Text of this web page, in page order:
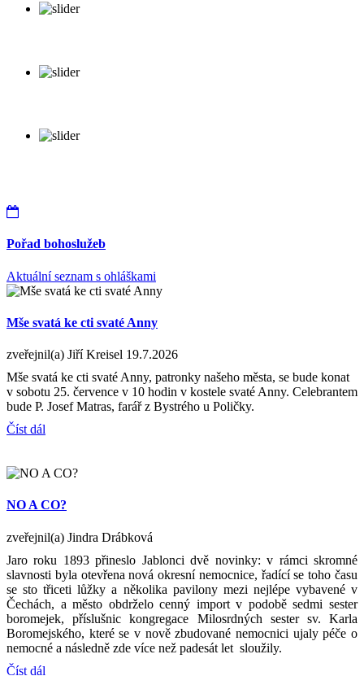
Pořad bohoslužeb
Aktuální seznam s ohláškami
Mše svatá ke cti svaté Anny
zveřejnil(a) Jiří Kreisel 19.7.2026
Mše svatá ke cti svaté Anny, patronky našeho města, se bude konat
v sobotu 25. července v 10 hodin v kostele svaté Anny. Celebrantem
bude P. Josef Matras, farář z Bystrého u Poličky.
Číst dál
NO A CO?
zveřejnil(a) Jindra Drábková
Jaro roku 1893 přineslo Jablonci dvě novinky: v rámci skromné
slavnosti byla otevřena nová okresní nemocnice, řadící se toho času
se sto třiceti lůžky a několika pavilony mezi nejlépe vybavené v
Čechách, a město obdrželo cenný import v podobě sedmi sester
boromejek, příslušnic kongregace Milosrdných sester sv. Karla
Boromejského, které se v nově zbudované nemocnici ujaly péče o
nemocné a následně zde více než padesát let sloužily.
Číst dál